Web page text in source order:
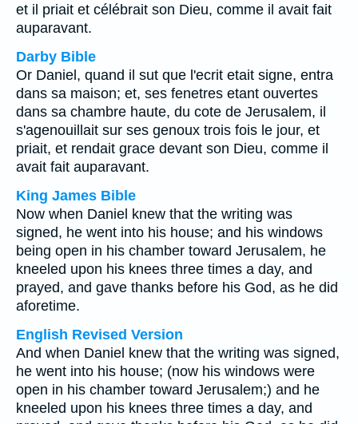
et il priait et célébrait son Dieu, comme il avait fait
auparavant.
Darby Bible
Or Daniel, quand il sut que l'ecrit etait signe, entra
dans sa maison; et, ses fenetres etant ouvertes
dans sa chambre haute, du cote de Jerusalem, il
s'agenouillait sur ses genoux trois fois le jour, et
priait, et rendait grace devant son Dieu, comme il
avait fait auparavant.
King James Bible
Now when Daniel knew that the writing was
signed, he went into his house; and his windows
being open in his chamber toward Jerusalem, he
kneeled upon his knees three times a day, and
prayed, and gave thanks before his God, as he did
aforetime.
English Revised Version
And when Daniel knew that the writing was signed,
he went into his house; (now his windows were
open in his chamber toward Jerusalem;) and he
kneeled upon his knees three times a day, and